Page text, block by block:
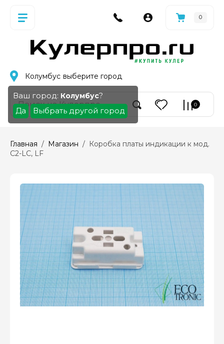
0
Колумбус выберите город
Ваш город: Колумбус?
Да
Выбрать другой город
0
Главная / Магазин /  Коробка платы индикации к мод.
С2-LC, LF